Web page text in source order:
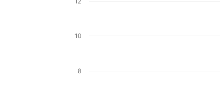
8
10